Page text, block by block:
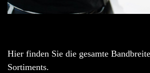
Hier finden Sie die gesamte
Sortiments.